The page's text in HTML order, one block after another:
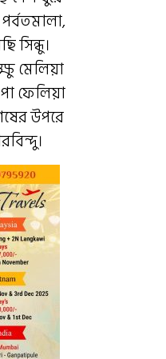
সিন্ধু।
মেলিয়া
ফেলিয়া
উপরে